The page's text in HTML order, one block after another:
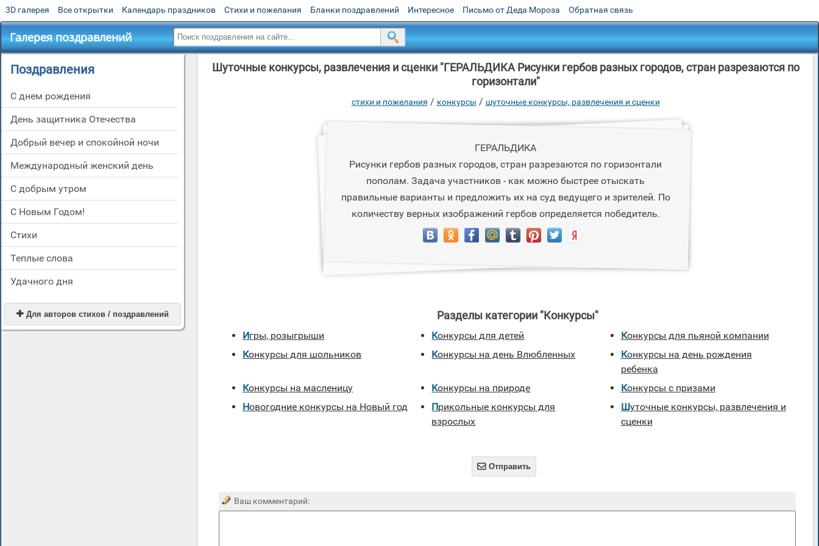
3D галерея Все открытки Календарь праздников Стихи и пожелания Бланки поздравлений Интересное Письмо от Деда Мороза Обратная связь
Галерея поздравлений
Поздравления
C днем рождения
День защитника Отечества
Добрый вечер и спокойной ночи
Международный женский день
С добрым утром
С Новым Годом!
Стихи
Теплые слова
Удачного дня
 Для авторов стихов / поздравлений
Шуточные конкурсы, развлечения и сценки "ГЕРАЛЬДИКА Рисунки гербов разных городов, стран разрезаются по
горизонтали"
стихи и пожелания / конкурсы / шуточные конкурсы, развлечения и сценки
ГЕРАЛЬДИКА
Рисунки гербов разных городов, стран разрезаются по горизонтали
пополам. Задача участников - как можно быстрее отыскать
правильные варианты и предложить их на суд ведущего и зрителей. По
количеству верных изображений гербов определяется победитель.
Разделы категории "Конкурсы"
Игры, розыгрыши Конкурсы для детей
Конкурсы для пьяной компании
Конкурсы для шольников
Конкурсы на день Влюбленных
Конкурсы на день рождения
ребенка
Конкурсы на масленицу
Конкурсы на природе
Конкурсы с призами
Новогодние конкурсы на Новый год
прикольные конкурсы для
взрослых
Шуточные конкурсы, развлечения и
сценки
 Отправить
Ваш комментарий: